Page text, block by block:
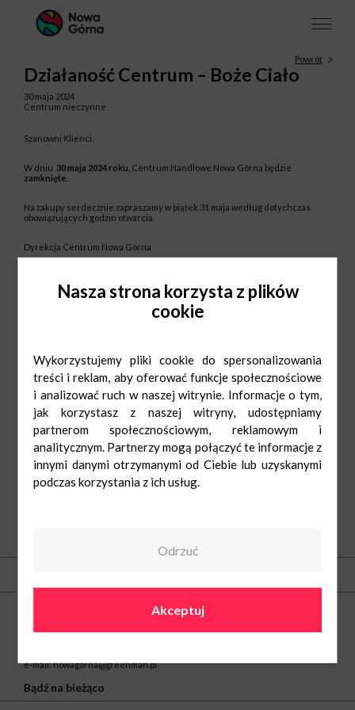
Powrót
Działaność Centrum – Boże Ciało
30 maja 2024
Centrum nieczynne
Szanowni Klienci,
W dniu 30 maja 2024 roku , Centrum Handlowe Nowa Górna będzie
zamknięte
Na zakupy serdecznie zapraszamy w piątek 31 maja według dotychczas
obowiązujących godzin otwarcia.
Dyrekcja Centrum Nowa Górna
Centrum Handlowe Nowa Górna w Łodzi
93-610 Łódź
e-mail:nowagorna@greenman.pl
Bądź na bieżąco
Nasza strona korzysta z plików
cookie
Wykorzystujemy pliki cookie do spersonalizowania
treści i reklam, aby oferować funkcje społecznościowe
i analizować ruch w naszej witrynie. Informacje o tym,
jak korzystasz z naszej witryny, udostępniamy
partnerom społecznościowym, reklamowym i
analitycznym. Partnerzy mogą połączyć te informacje z
innymi danymi otrzymanymi od Ciebie lub uzyskanymi
podczas korzystania z ich usług.
Odrzuć
Akceptuj